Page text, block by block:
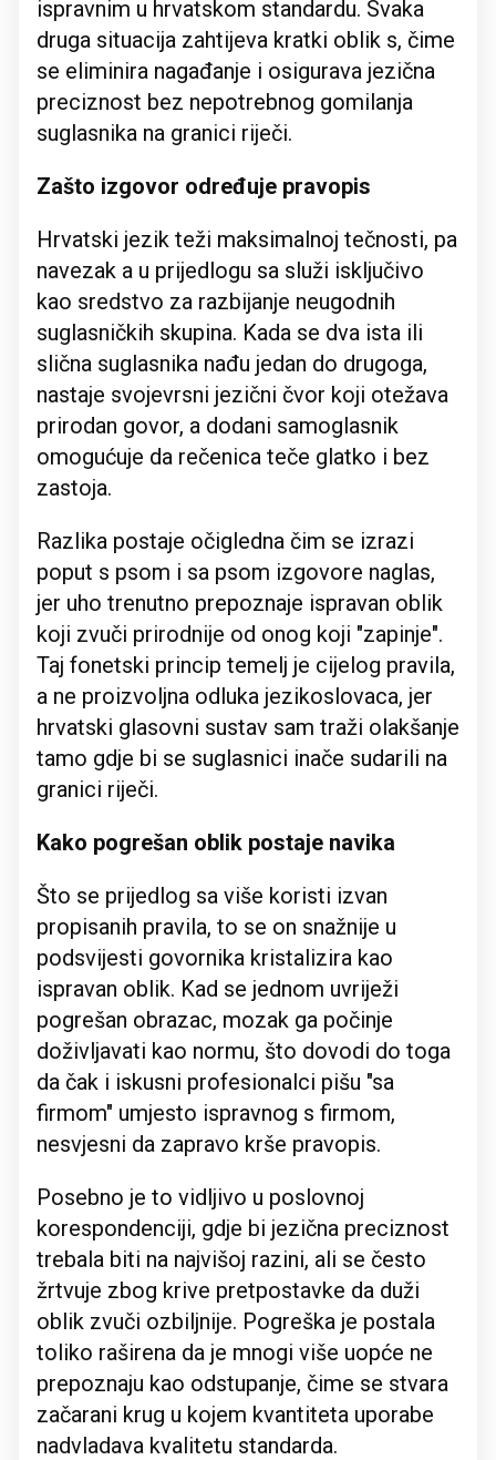
ispravnim u hrvatskom standardu. Svaka
druga situacija zahtijeva kratki oblik s, čime
se eliminira nagađanje i osigurava jezična
preciznost bez nepotrebnog gomilanja
suglasnika na granici riječi.
Zašto izgovor određuje pravopis
Hrvatski jezik teži maksimalnoj tečnosti, pa
navezak a u prijedlogu sa služi isključivo
kao sredstvo za razbijanje neugodnih
suglasničkih skupina. Kada se dva ista ili
slična suglasnika nađu jedan do drugoga,
nastaje svojevrsni jezični čvor koji otežava
prirodan govor, a dodani samoglasnik
omogućuje da rečenica teče glatko i bez
zastoja.
Razlika postaje očigledna čim se izrazi
poput s psom i sa psom izgovore naglas,
jer uho trenutno prepoznaje ispravan oblik
koji zvuči prirodnije od onog koji "zapinje".
Taj fonetski princip temelj je cijelog pravila,
a ne proizvoljna odluka jezikoslovaca, jer
hrvatski glasovni sustav sam traži olakšanje
tamo gdje bi se suglasnici inače sudarili na
granici riječi.
Kako pogrešan oblik postaje navika
Što se prijedlog sa više koristi izvan
propisanih pravila, to se on snažnije u
podsvijesti govornika kristalizira kao
ispravan oblik. Kad se jednom uvriježi
pogrešan obrazac, mozak ga počinje
doživljavati kao normu, što dovodi do toga
da čak i iskusni profesionalci pišu "sa
firmom" umjesto ispravnog s firmom,
nesvjesni da zapravo krše pravopis.
Posebno je to vidljivo u poslovnoj
korespondenciji, gdje bi jezična preciznost
trebala biti na najvišoj razini, ali se često
žrtvuje zbog krive pretpostavke da duži
oblik zvuči ozbiljnije. Pogreška je postala
toliko raširena da je mnogi više uopće ne
prepoznaju kao odstupanje, čime se stvara
začarani krug u kojem kvantiteta uporabe
nadvladava kvalitetu standarda.